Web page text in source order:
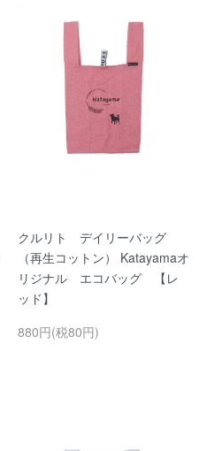
クルリト デイリーバッグ
（再生コットン） Katayamaオ
リジナル エコバッグ 【レ
ッド】
880円(税80円)